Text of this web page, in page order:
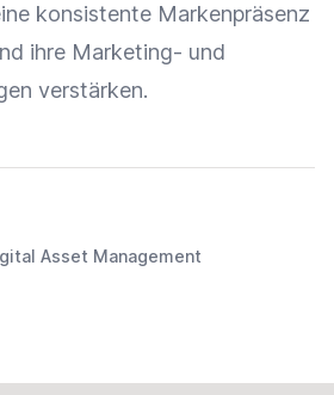
konsistente Markenpräsenz
ihre Marketing- und
verstärken.
Asset Management